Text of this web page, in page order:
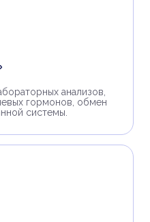
анализов,
гормонов, обмен
системы.